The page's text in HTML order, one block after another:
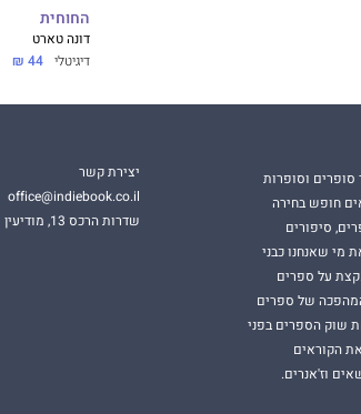
החוחית
דונה טארט
דיגיטלי 44 ₪
וסופרות
חופש בחירה
סיפורים
מי שאנחנו כבני
על ספרים
של ספרים
שוק הספרים בפני
הקוראים
וז'אנרים.
יצירת קשר
office@indiebook.co.il
שדרות הרכס 13, מודיעין